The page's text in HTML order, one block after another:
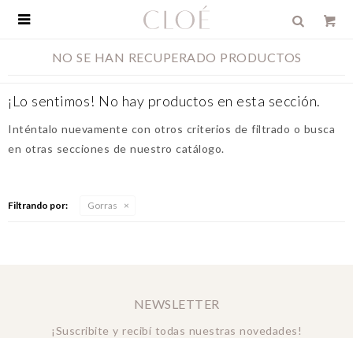

NO SE HAN RECUPERADO PRODUCTOS
¡Lo sentimos! No hay productos en esta sección.
Inténtalo nuevamente con otros criterios de filtrado o busca
en otras secciones de nuestro catálogo.
Filtrando por: Gorras
NEWSLETTER
¡Suscribite y recibí todas nuestras novedades!